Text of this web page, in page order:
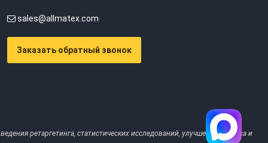
sales@allmatex.com
Заказать обратный звонок
ретаргетинга, статистических исследований, улучшения сервиса и